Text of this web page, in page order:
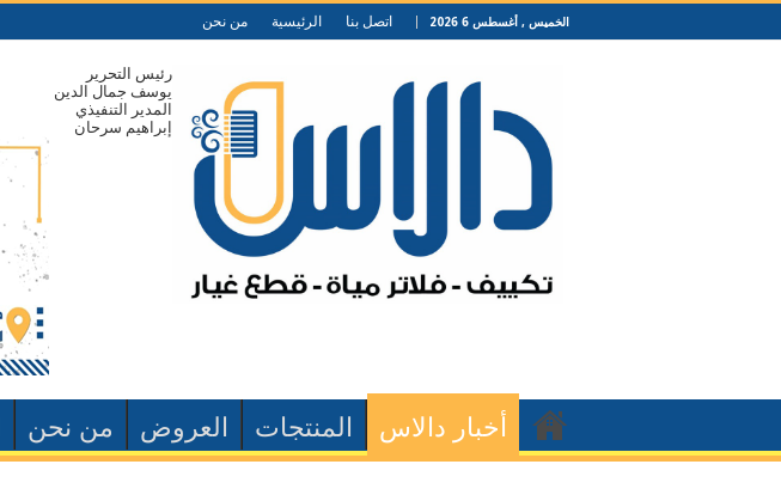
الخميس , أغسطس 6 2026 اتصل بنا الرئيسية من نحن
رئيس التحرير
يوسف جمال الدين
المدير التنفيذي
إبراهيم سرحان
أخبار دالاس المنتجات العروض من نحن